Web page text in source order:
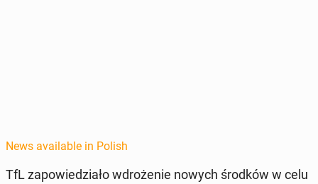
News available in Polish
TfL za­powiedzi­ało wdroże­nie nowych środków w celu